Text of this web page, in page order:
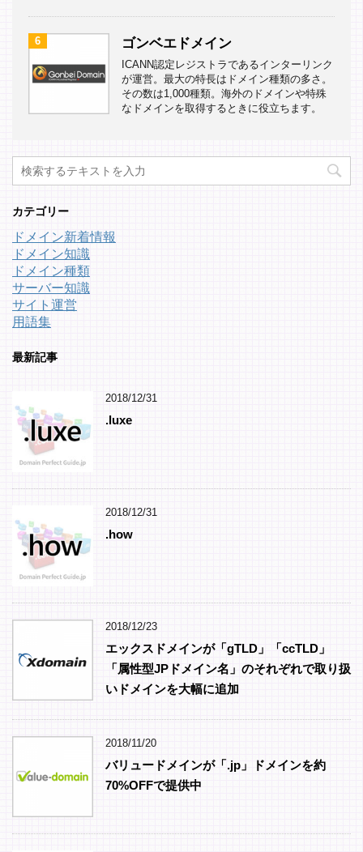
6 ゴンベエドメイン
ICANN認定レジストラであるインターリンク
が運営。最大の特長はドメイン種類の多さ。
その数は1,000種類。海外のドメインや特殊
なドメインを取得するときに役立ちます。
カテゴリー
ドメイン新着情報
ドメイン知識
ドメイン種類
サーバー知識
サイト運営
用語集
最新記事
2018/12/31
.luxe
2018/12/31
.how
2018/12/23
エックスドメインが「gTLD」「ccTLD」
「属性型JPドメイン名」のそれぞれで取り扱
いドメインを大幅に追加
2018/11/20
バリュードメインが「.jp」ドメインを約
70%OFFで提供中